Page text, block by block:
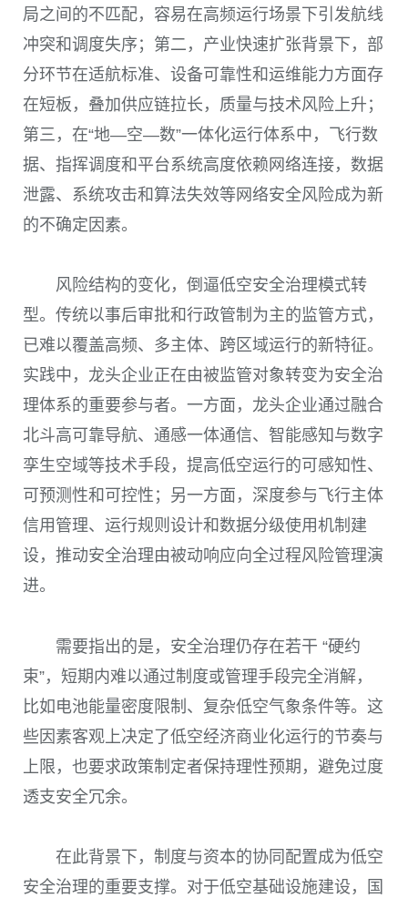
局之间的不匹配，容易在高频运行场景下引发航线
冲突和调度失序；第二，产业快速扩张背景下，部
分环节在适航标准、设备可靠性和运维能力方面存
在短板，叠加供应链拉长，质量与技术风险上升；
第三，在“地—空—数”一体化运行体系中，飞行数
据、指挥调度和平台系统高度依赖网络连接，数据
泄露、系统攻击和算法失效等网络安全风险成为新
的不确定因素。
风险结构的变化，倒逼低空安全治理模式转
型。传统以事后审批和行政管制为主的监管方式，
已难以覆盖高频、多主体、跨区域运行的新特征。
实践中，龙头企业正在由被监管对象转变为安全治
理体系的重要参与者。一方面，龙头企业通过融合
北斗高可靠导航、通感一体通信、智能感知与数字
孪生空域等技术手段，提高低空运行的可感知性、
可预测性和可控性；另一方面，深度参与飞行主体
信用管理、运行规则设计和数据分级使用机制建
设，推动安全治理由被动响应向全过程风险管理演
进。
需要指出的是，安全治理仍存在若干 “硬约
束”，短期内难以通过制度或管理手段完全消解，
比如电池能量密度限制、复杂低空气象条件等。这
些因素客观上决定了低空经济商业化运行的节奏与
上限，也要求政策制定者保持理性预期，避免过度
透支安全冗余。
在此背景下，制度与资本的协同配置成为低空
安全治理的重要支撑。对于低空基础设施建设，国